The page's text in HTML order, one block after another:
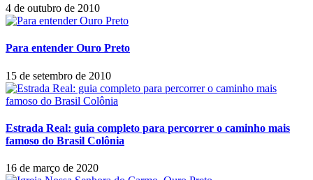
4 de outubro de 2010
Para entender Ouro Preto
15 de setembro de 2010
Estrada Real: guia completo para percorrer o caminho mais
famoso do Brasil Colônia
16 de março de 2020